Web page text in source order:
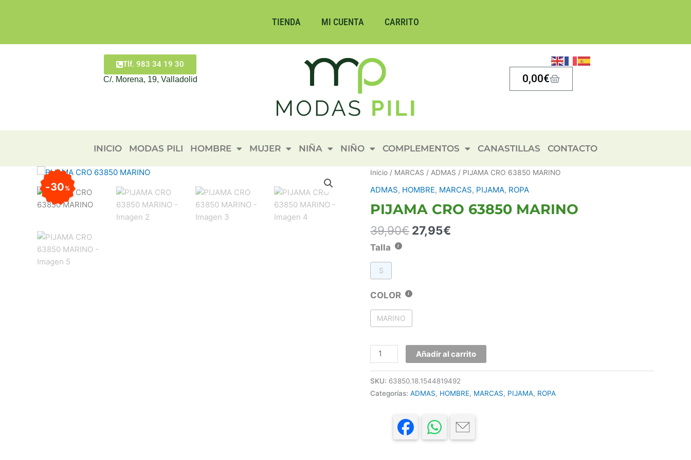
TIENDA MI CUENTA CARRITO
Tlf. 983 34 19 30
C/. Morena, 19, Valladolid 0,00€Carrito
INICIO MODAS PILI HOMBRE MUJER NIÑA NIÑO COMPLEMENTOS CANASTILLAS CONTACTO
30%
Inicio / MARCAS / ADMAS / PIJAMA CRO 63850 MARINO
ADMAS, HOMBRE, MARCAS, PIJAMA, ROPA
PIJAMA CRO 63850 MARINO
39,90€
El
precio
original
era:
27,95€
El
precio
actual
es:
Talla
S
COLOR
MARINO
PIJAMA
MARINO
Añadir al carrito
SKU: 63850.18.1544819492
Categorías: ADMAS, HOMBRE, MARCAS, PIJAMA, ROPA